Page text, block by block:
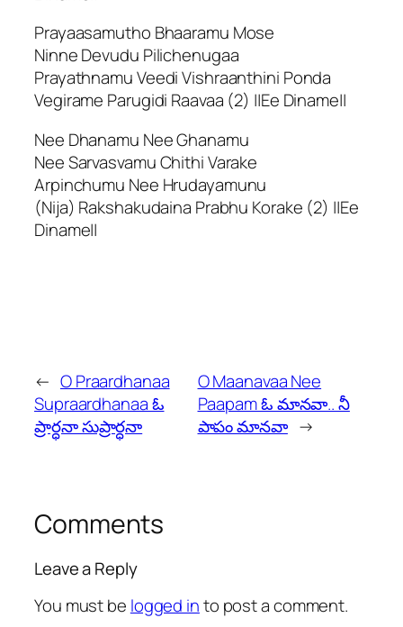
Prayaasamutho Bhaaramu Mose
Ninne Devudu Pilichenugaa
Prayathnamu Veedi Vishraanthini Ponda
Vegirame Parugidi Raavaa (2) ||Ee Diname||
Nee Dhanamu Nee Ghanamu
Nee Sarvasvamu Chithi Varake
Arpinchumu Nee Hrudayamunu
(Nija) Rakshakudaina Prabhu Korake (2) ||Ee
Diname||
← O Praardhanaa
Supraardhanaa ఓ
ప్రార్ధనా సుప్రార్ధనా
O Maanavaa Nee
Paapam ఓ మానవా.. నీ
పాపం మానవా →
Comments
Leave a Reply
You must be logged into post a comment.